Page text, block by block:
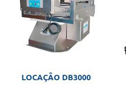
LOCAÇÃO DB3000